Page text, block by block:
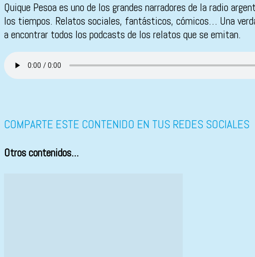
Quique Pesoa es uno de los grandes narradores de la radio
los tiempos. Relatos sociales, fantásticos, cómicos… Una
a encontrar todos los podcasts de los relatos que se emitan.
COMPARTE ESTE CONTENIDO EN TUS REDES SOCIALES
Otros contenidos...